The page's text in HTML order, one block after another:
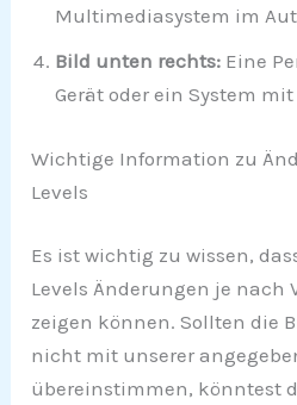
Multimediasystem im
Bild unten rechts: Eine
Gerät oder ein System
Wichtige Information zu
Levels
Es ist wichtig zu wissen,
Levels Änderungen je nach
zeigen können. Sollten die
nicht mit unserer
übereinstimmen, könntest